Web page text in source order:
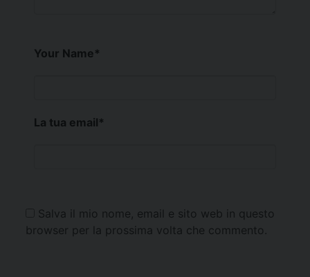
Your Name*
La tua email*
Salva il mio nome, email e sito web in questo
browser per la prossima volta che commento.